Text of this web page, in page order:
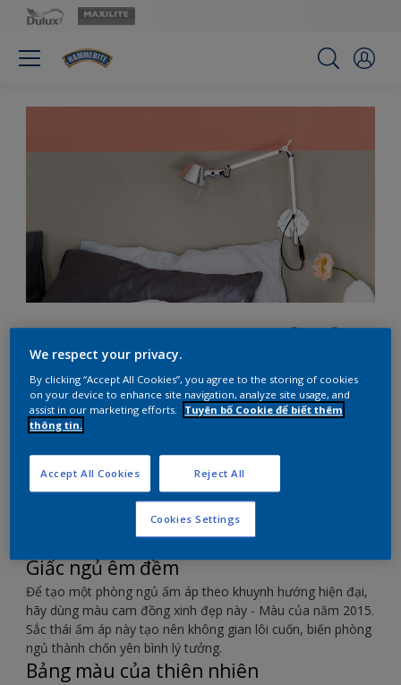
Làm mới phòng ngủ của
bạn với màu cam đồng
Sử dụng sắc cam ấm áp này để tạo chốn nghỉ ngơi
hiện đại.
Giấc ngủ êm đềm
Để tạo một phòng ngủ ấm áp theo khuynh hướng hiện đại,
hãy dùng màu cam đồng xinh đẹp này - Màu của năm 2015.
Sắc thái ấm áp này tạo nên không gian lôi cuốn, biến phòng
ngủ thành chốn yên bình lý tưởng.
Bảng màu của thiên nhiên
We respect your privacy.
By clicking “Accept All Cookies”, you agree to the storing of cookies
on your device to enhance site navigation, analyze site usage, and
assist in our marketing efforts.
Tuyên bố Cookie để biết thêm
thông tin.
Reject All
Accept All Cookies
Cookies Settings